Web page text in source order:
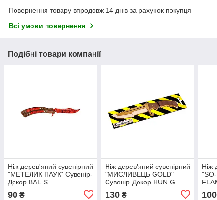
Повернення товару впродовж 14 днів за рахунок покупця
Всі умови повернення
Подібні товари компанії
Ніж дерев'яний сувенірний
"МЕТЕЛИК ПАУК" Сувенір-
Декор BAL-S
90 ₴
Ніж дерев'яний сувенірний
"МИСЛИВЕЦЬ GOLD"
Сувенір-Декор HUN-G
130₴
Ніж
100